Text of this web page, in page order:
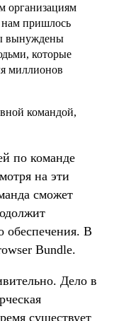
организациям
нам пришлось
вынуждены
которые
миллионов
командой,
по команде
на эти
сможет
обеспечения. В
Bundle.
Дело в
существует